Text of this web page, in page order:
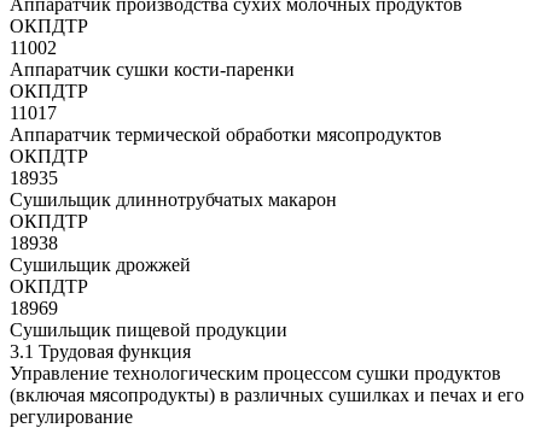
ОКПДТР
11002
Аппаратчик сушки кости-паренки
ОКПДТР
11017
Аппаратчик термической обработки мясопродуктов
ОКПДТР
18935
Сушильщик длиннотрубчатых макарон
ОКПДТР
18938
Сушильщик дрожжей
ОКПДТР
18969
Сушильщик пищевой продукции
3.1 Трудовая функция
Управление технологическим процессом сушки продуктов
(включая мясопродукты) в различных сушилках и печах и его
регулирование